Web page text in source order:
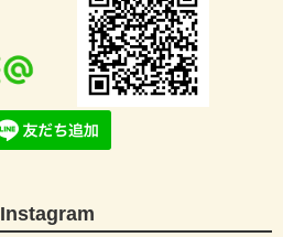
Instagram